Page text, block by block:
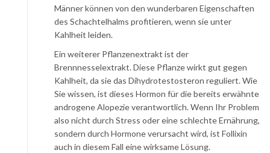
Männer können von den wunderbaren Eigenschaften
des Schachtelhalms profitieren, wenn sie unter
Kahlheit leiden.
Ein weiterer Pflanzenextrakt ist der
Brennnesselextrakt. Diese Pflanze wirkt gut gegen
Kahlheit, da sie das Dihydrotestosteron reguliert. Wie
Sie wissen, ist dieses Hormon für die bereits erwähnte
androgene Alopezie verantwortlich. Wenn Ihr Problem
also nicht durch Stress oder eine schlechte Ernährung,
sondern durch Hormone verursacht wird, ist Follixin
auch in diesem Fall eine wirksame Lösung.